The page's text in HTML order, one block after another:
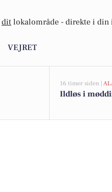
dit lokalområde - direkte i din
VEJRET
16 timer siden |
Ildløs i